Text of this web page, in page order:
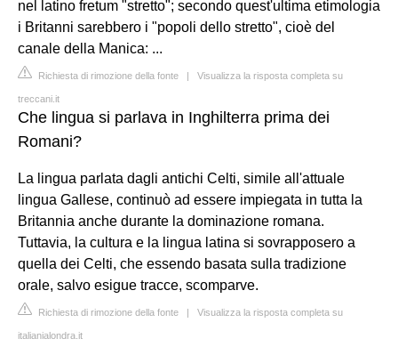
nel latino fretum "stretto"; secondo quest'ultima etimologia
i Britanni sarebbero i "popoli dello stretto", cioè del
canale della Manica: ...
Richiesta di rimozione della fonte | Visualizza la risposta completa su
treccani.it
Che lingua si parlava in Inghilterra prima dei
Romani?
La lingua parlata dagli antichi Celti, simile all'attuale
lingua Gallese, continuò ad essere impiegata in tutta la
Britannia anche durante la dominazione romana.
Tuttavia, la cultura e la lingua latina si sovrapposero a
quella dei Celti, che essendo basata sulla tradizione
orale, salvo esigue tracce, scomparve.
Richiesta di rimozione della fonte | Visualizza la risposta completa su
italianialondra.it